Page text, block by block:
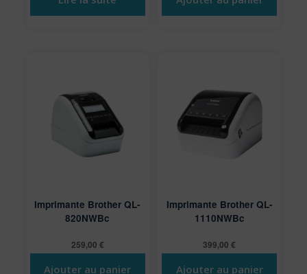
Imprimante Brother QL-
820NWBc
259,00 €
Ajouter au panier
Imprimante Brother QL-
1110NWBc
399,00€
Ajouter au panier